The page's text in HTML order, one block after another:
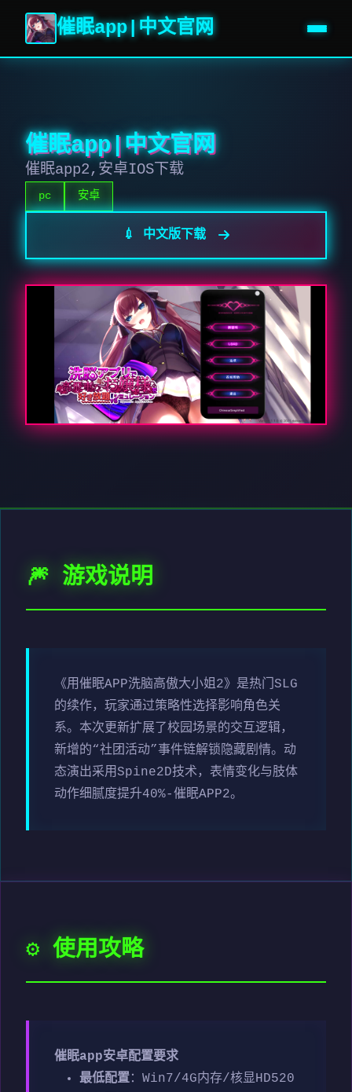
催眠app|中文官网
催眠app|中文官网
催眠app2,安卓IOS下载
pc 安卓
💉 中文版下载
🎆 游戏说明
《用催眠APP洗脑高傲大小姐2》是热门SLG
的续作，玩家通过策略性选择影响角色关
系。本次更新扩展了校园场景的交互逻辑，
新增的“社团活动”事件链解锁隐藏剧情。动
态演出采用Spine2D技术，表情变化与肢体
动作细腻度提升40%-催眠APP2。
⚙️ 使用攻略
催眠app安卓配置要求
​最低配置​​：Win7/4G内存/核显HD520